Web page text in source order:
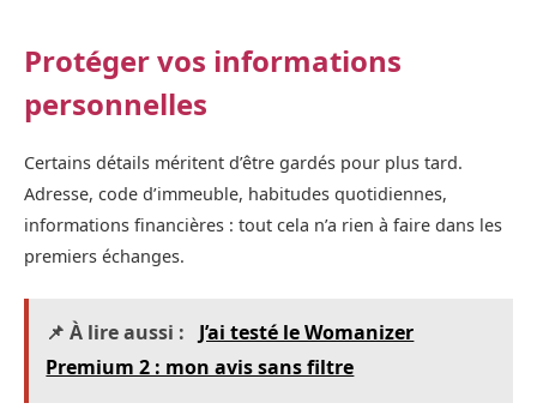
Protéger vos informations
personnelles
Certains détails méritent d’être gardés pour plus tard.
Adresse, code d’immeuble, habitudes quotidiennes,
informations financières : tout cela n’a rien à faire dans les
premiers échanges.
📌 À lire aussi :
J’ai testé le Womanizer
Premium 2 : mon avis sans filtre